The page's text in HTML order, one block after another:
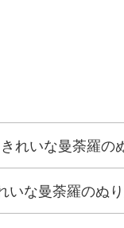
きれいな曼荼羅の
いな曼荼羅のぬ